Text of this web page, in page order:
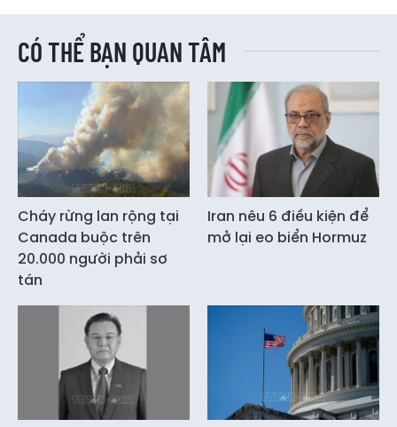
CÓ THỂ BẠN QUAN TÂM
Cháy rừng lan rộng tại
Canada buộc trên
20.000 người phải sơ
tán
Iran nêu 6 điều kiện để
mở lại eo biển Hormuz